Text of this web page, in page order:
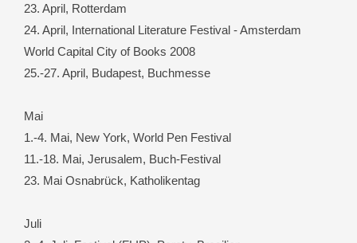
23. April, Rotterdam
24. April, International Literature Festival - Amsterdam
World Capital City of Books 2008
25.-27. April, Budapest, Buchmesse
Mai
1.-4. Mai, New York, World Pen Festival
11.-18. Mai, Jerusalem, Buch-Festival
23. Mai Osnabrück, Katholikentag
Juli